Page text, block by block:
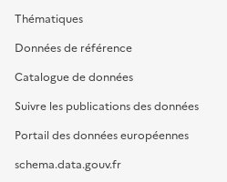
Thématiques
Données de référence
Catalogue de données
Suivre les publications des données
Portail des données européennes
schema.data.gouv.fr